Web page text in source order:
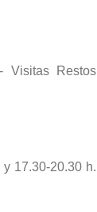
Visitas Restos
17.30-20.30 h.